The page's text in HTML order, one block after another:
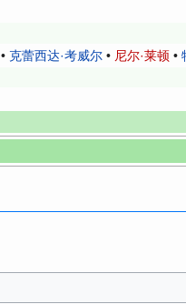
克蕾西达·考威尔• 尼尔·莱顿•